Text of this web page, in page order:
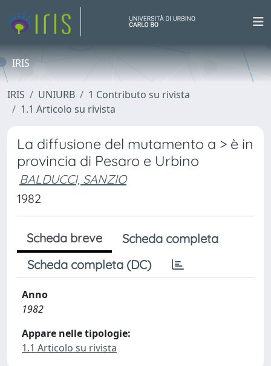
IRIS
IRIS UNIURB
1 Contributo su rivista
1.1 Articolo su rivista
La diffusione del mutamento a > è in
provincia di Pesaro e Urbino
BALDUCCI, SANZIO
1982
Scheda breve
Scheda completa
Scheda completa (DC)
Anno
1982
Appare nelle tipologie:
1.1 Articolo su rivista